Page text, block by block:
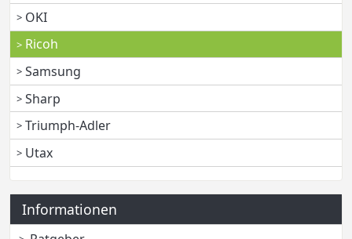
OKI
Ricoh
Samsung
Sharp
Triumph-Adler
Utax
Informationen